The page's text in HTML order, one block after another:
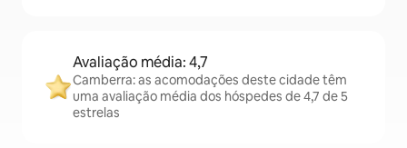
Avaliação média: 4,7
Camberra: as acomodações deste cidade têm
uma avaliação média dos hóspedes de 4,7 de 5
estrelas